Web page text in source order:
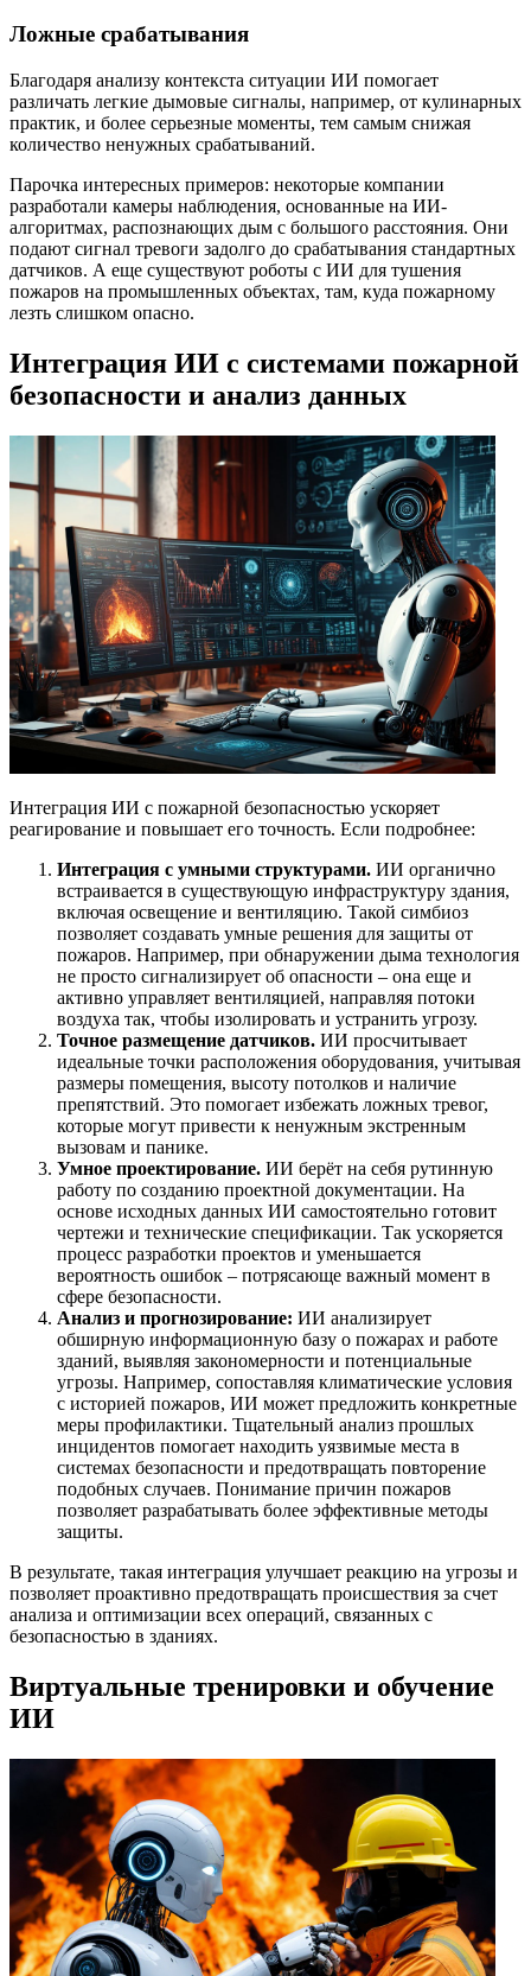
Ложные срабатывания
Благодаря анализу контекста ситуации ИИ помогает
различать легкие дымовые сигналы, например, от кулинарных
практик, и более серьезные моменты, тем самым снижая
количество ненужных срабатываний.
Парочка интересных примеров: некоторые компании
разработали камеры наблюдения, основанные на ИИ-
алгоритмах, распознающих дым с большого расстояния. Они
подают сигнал тревоги задолго до срабатывания стандартных
датчиков. А еще существуют роботы с ИИ для тушения
пожаров на промышленных объектах, там, куда пожарному
лезть слишком опасно.
Интеграция ИИ с системами пожарной
безопасности и анализ данных
Интеграция ИИ с пожарной безопасностью ускоряет
реагирование и повышает его точность. Если подробнее:
Интеграция с умными структурами. ИИ органично
встраивается в существующую инфраструктуру здания,
включая освещение и вентиляцию. Такой симбиоз
позволяет создавать умные решения для защиты от
пожаров. Например, при обнаружении дыма технология
не просто сигнализирует об опасности – она еще и
активно управляет вентиляцией, направляя потоки
воздуха так, чтобы изолировать и устранить угрозу.
Точное размещение датчиков. ИИ просчитывает
идеальные точки расположения оборудования, учитывая
размеры помещения, высоту потолков и наличие
препятствий. Это помогает избежать ложных тревог,
которые могут привести к ненужным экстренным
вызовам и панике.
Умное проектирование. ИИ берёт на себя рутинную
работу по созданию проектной документации. На
основе исходных данных ИИ самостоятельно готовит
чертежи и технические спецификации. Так ускоряется
процесс разработки проектов и уменьшается
вероятность ошибок – потрясающе важный момент в
сфере безопасности.
Анализ и прогнозирование: ИИ анализирует
обширную информационную базу о пожарах и работе
зданий, выявляя закономерности и потенциальные
угрозы. Например, сопоставляя климатические условия
с историей пожаров, ИИ может предложить конкретные
меры профилактики. Тщательный анализ прошлых
инцидентов помогает находить уязвимые места в
системах безопасности и предотвращать повторение
подобных случаев. Понимание причин пожаров
позволяет разрабатывать более эффективные методы
защиты.
В результате, такая интеграция улучшает реакцию на угрозы и
позволяет проактивно предотвращать происшествия за счет
анализа и оптимизации всех операций, связанных с
безопасностью в зданиях.
Виртуальные тренировки и обучение
ИИ